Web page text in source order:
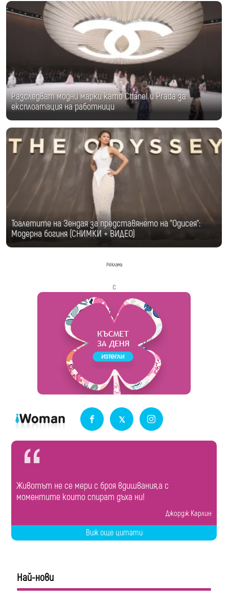
Разследват модни марки като Chanel и Prada за
експлоатация на работници
Тоалетите на Зендая за представянето на "Одисея":
Модерна богиня (СНИМКИ + ВИДЕО)
Реклама
с
Животът не се мери с броя вдишвания,а с
моментите които спират дъха ни!
Джордж Карлин
Виж още цитати
Най-нови